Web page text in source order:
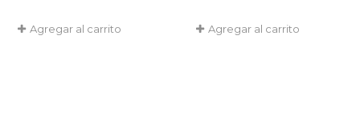
Agregar al carrito Agregar al carrito